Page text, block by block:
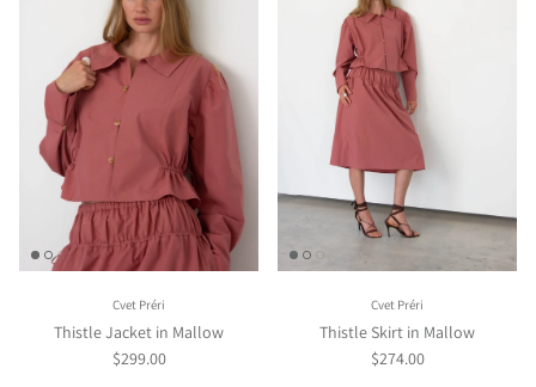
Cvet Préri
Thistle Jacket in Mallow
$299.00
Cvet Préri
Thistle Skirt in Mallow
$274.00